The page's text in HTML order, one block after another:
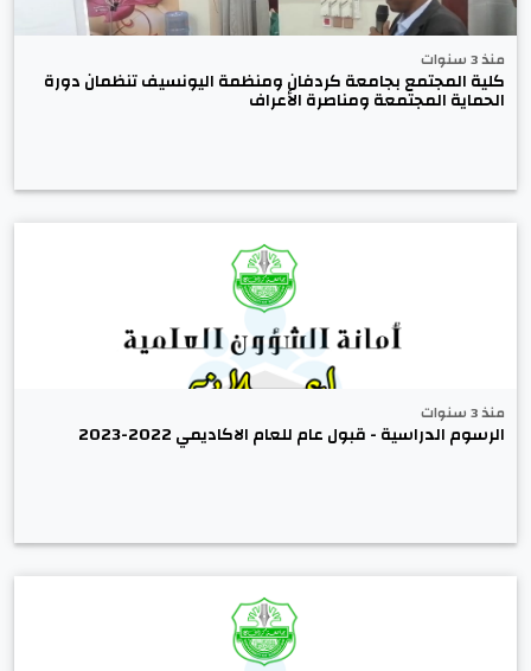
منذ 3 سنوات
كلية المجتمع بجامعة كردفان ومنظمة اليونسيف تنظمان دورة
الحماية المجتمعة ومناصرة الأعراف
منذ 3 سنوات
الرسوم الدراسية - قبول عام للعام الاكاديمي 2022-2023